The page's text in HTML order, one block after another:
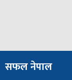
सफल नेपाल